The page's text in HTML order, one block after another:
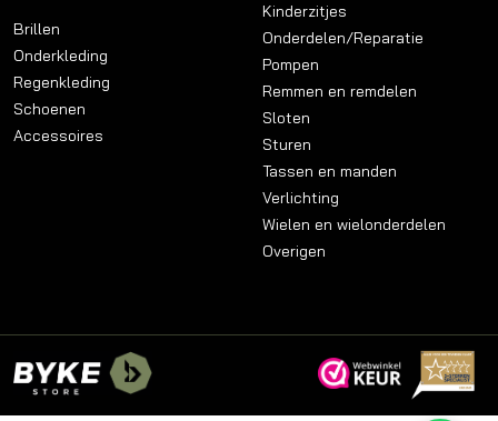
Brillen
Onderkleding
Regenkleding
Schoenen
Accessoires
Kinderzitjes
Onderdelen/Reparatie
Pompen
Remmen en remdelen
Sloten
Sturen
Tassen en manden
Verlichting
Wielen en wielonderdelen
Overigen